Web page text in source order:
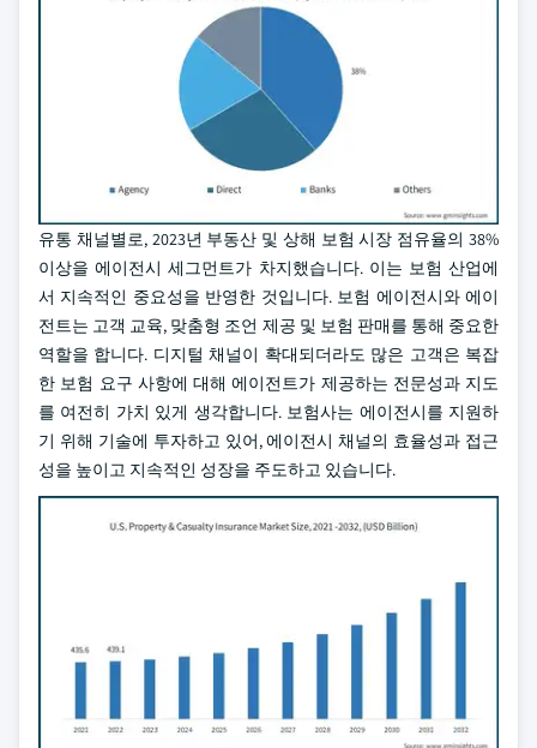
유통 채널별로, 2023년 부동산 및 상해 보험 시장 점유율의 38%
이상을 에이전시 세그먼트가 차지했습니다. 이는 보험 산업에
서 지속적인 중요성을 반영한 것입니다. 보험 에이전시와 에이
전트는 고객 교육, 맞춤형 조언 제공 및 보험 판매를 통해 중요한
역할을 합니다. 디지털 채널이 확대되더라도 많은 고객은 복잡
한 보험 요구 사항에 대해 에이전트가 제공하는 전문성과 지도
를 여전히 가치 있게 생각합니다. 보험사는 에이전시를 지원하
기 위해 기술에 투자하고 있어, 에이전시 채널의 효율성과 접근
성을 높이고 지속적인 성장을 주도하고 있습니다.